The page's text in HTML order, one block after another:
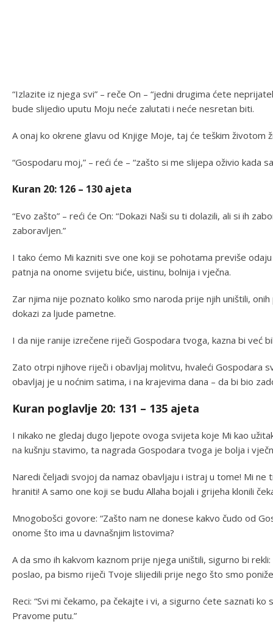
“Izlazite iz njega svi” – reče On – “jedni drugima ćete
bude slijedio uputu Moju neće zalutati i neće nesretan biti.
A onaj ko okrene glavu od Knjige Moje, taj će teškim životom
“Gospodaru moj,” – reći će – “zašto si me slijepa oživio kada
Kuran 20: 126 – 130 ajeta
“Evo zašto” – reći će On: “Dokazi Naši su ti dolazili, ali si ih
zaboravljen.”
I tako ćemo Mi kazniti sve one koji se pohotama previše
patnja na onome svijetu biće, uistinu, bolnija i vječna.
Zar njima nije poznato koliko smo naroda prije njih uništili,
dokazi za ljude pametne.
I da nije ranije izrečene riječi Gospodara tvoga, kazna bi već
Zato otrpi njihove riječi i obavljaj molitvu, hvaleći Gospodara
obavljaj je u noćnim satima, i na krajevima dana – da bi bio
Kuran poglavlje 20: 131 – 135 ajeta
I nikako ne gledaj dugo ljepote ovoga svijeta koje Mi kao
na kušnju stavimo, ta nagrada Gospodara tvoga je bolja i
Naredi čeljadi svojoj da namaz obavljaju i istraj u tome! Mi
hraniti! A samo one koji se budu Allaha bojali i grijeha klonili
Mnogobošci govore: “Zašto nam ne donese kakvo čudo od
onome što ima u davnašnjim listovima?
A da smo ih kakvom kaznom prije njega uništili, sigurno bi
poslao, pa bismo riječi Tvoje slijedili prije nego što smo
Reci: “Svi mi čekamo, pa čekajte i vi, a sigurno ćete saznati
Pravome putu.”